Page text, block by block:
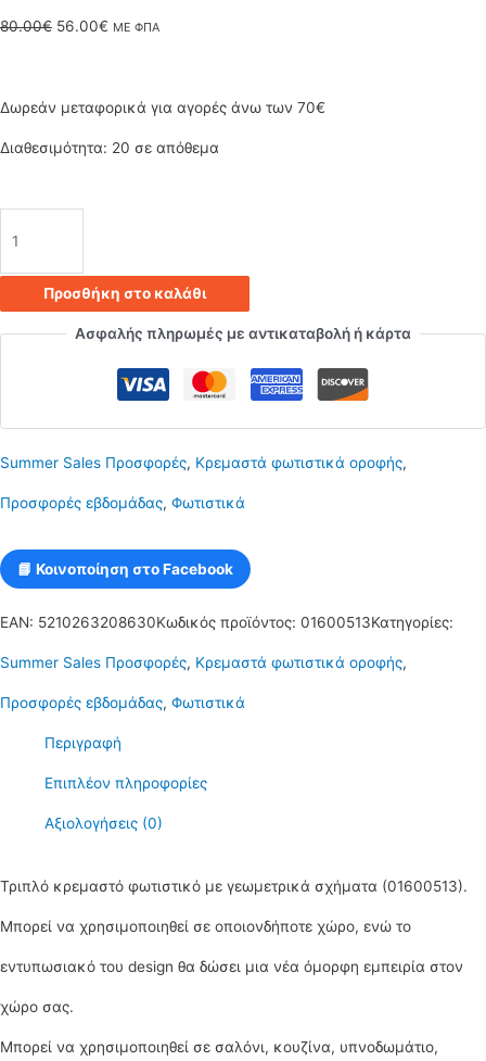
80.00€ Original
was:
80.00€.
56.00€ Η
τιμή
είναι:
ΜΕ ΦΠΑ
Δωρεάν μεταφορικά για αγορές άνω των 70€
Διαθεσιμότητα: 20 σε απόθεμα
οροφής
γεωμετρικά
σχήματα
μαύρο
E27
R80
RICO12
ποσότητα
Προσθήκη στο καλάθι
Ασφαλής πληρωμές με αντικαταβολή ή κάρτα
Summer Sales Προσφορές, Κρεμαστά φωτιστικά οροφής,
Προσφορές εβδομάδας, Φωτιστικά
📘 Κοινοποίηση στο Facebook
EAN: 5210263208630Κωδικός προϊόντος: 01600513Κατηγορίες:
Summer Sales Προσφορές, Κρεμαστά φωτιστικά οροφής,
Προσφορές εβδομάδας, Φωτιστικά
Περιγραφή
Επιπλέον πληροφορίες
Αξιολογήσεις (0)
Τριπλό κρεμαστό φωτιστικό με γεωμετρικά σχήματα (01600513).
Μπορεί να χρησιμοποιηθεί σε οποιονδήποτε χώρο, ενώ το
εντυπωσιακό του design θα δώσει μια νέα όμορφη εμπειρία στον
χώρo σας.
Μπορεί να χρησιμοποιηθεί σε σαλόνι, κουζίνα, υπνοδωμάτιο,